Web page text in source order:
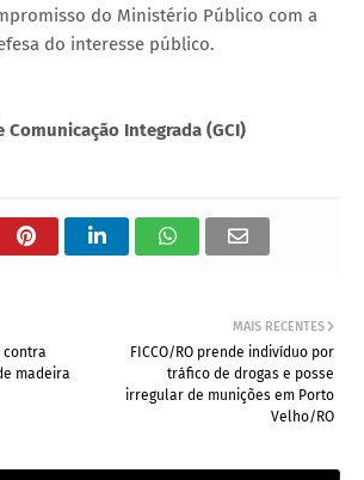
do Ministério Público com a
do interesse público.
Comunicação Integrada (GCI)
MAIS RECENTES
FICCO/RO prende indivíduo por
tráfico de drogas e posse
irregular de munições em Porto
Velho/RO
contra
madeira